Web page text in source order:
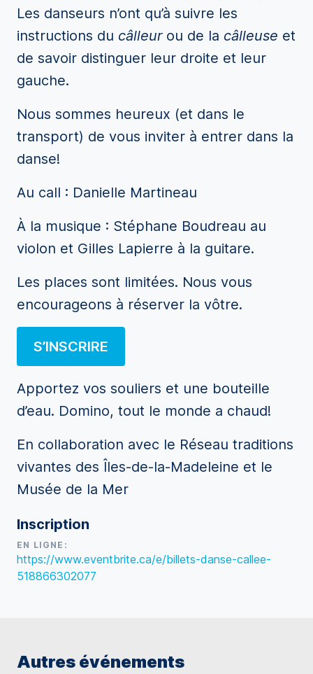
Les danseurs n’ont qu’à suivre les
instructions du câlleurou de la câlleuse et
de savoir distinguer leur droite et leur
gauche.
Nous sommes heureux (et dans le
transport) de vous inviter à entrer dans la
danse!
Au call : Danielle Martineau
À la musique : Stéphane Boudreau au
violon et Gilles Lapierre à la guitare.
Les places sont limitées. Nous vous
encourageons à réserver la vôtre.
S’INSCRIRE
Apportez vos souliers et une bouteille
d’eau. Domino, tout le monde a chaud!
En collaboration avec le Réseau traditions
vivantes des Îles-de-la-Madeleine et le
Musée de la Mer
Inscription
EN LIGNE:
https://www.eventbrite.ca/e/billets-danse-callee-
518866302077
Autres événements